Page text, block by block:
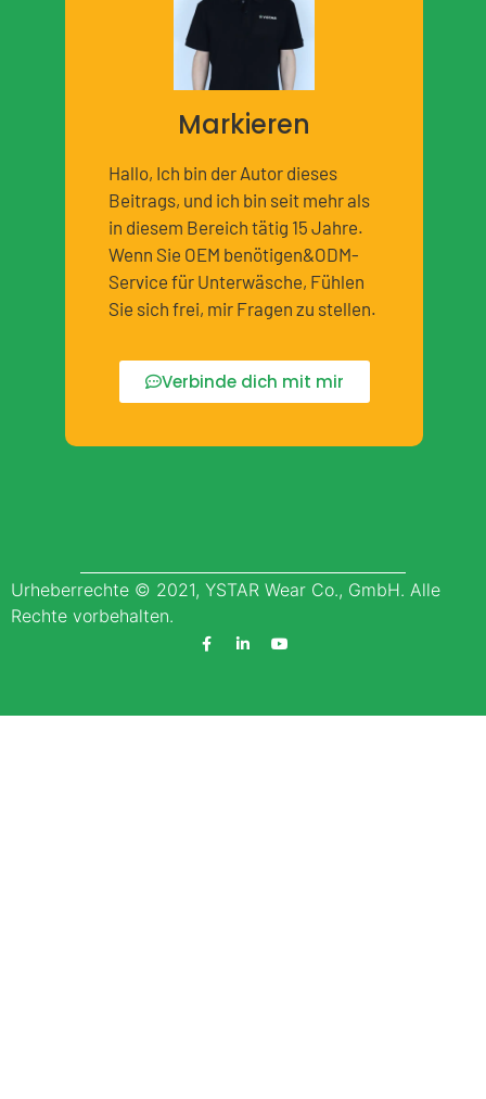
Markieren
Hallo, Ich bin der Autor dieses
Beitrags, und ich bin seit mehr als
in diesem Bereich tätig 15 Jahre.
Wenn Sie OEM benötigen&ODM-
Service für Unterwäsche, Fühlen
Sie sich frei, mir Fragen zu stellen.
Verbinde dich mit mir
Urheberrechte © 2021, YSTAR Wear Co., GmbH. Alle
Rechte vorbehalten.